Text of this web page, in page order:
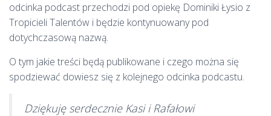
odcinka podcast przechodzi pod opiekę Dominiki Łysio z
Tropicieli Talentów i będzie kontynuowany pod
dotychczasową nazwą.
O tym jakie treści będą publikowane i czego można się
spodziewać dowiesz się z kolejnego odcinka podcastu.
Dziękuję serdecznie Kasi i Rafałowi